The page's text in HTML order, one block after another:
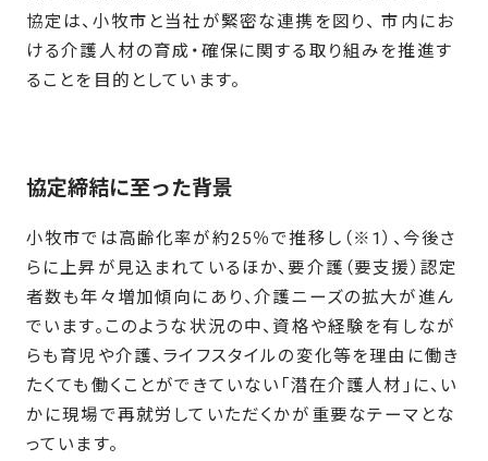
協定は、小牧市と当社が緊密な連携を図り、 市内にお
ける介護人材の育成・確保に関する取り組みを推進す
ることを目的としています。
協定締結に至った背景
小牧市では高齢化率が約25％で推移し（※1）、今後さ
らに上昇が見込まれているほか、要介護（要支援）認定
者数も年々増加傾向にあり、介護ニーズの拡大が進ん
でいます。このような状況の中、資格や経験を有しなが
らも育児や介護、ライフスタイルの変化等を理由に働き
たくても働くことができていない「潜在介護人材」に、い
かに現場で再就労していただくかが重要なテーマとな
っています。